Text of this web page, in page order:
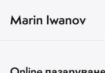
Marin Iwanov